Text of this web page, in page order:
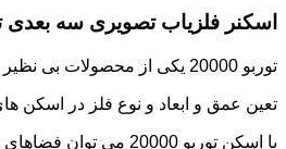
اسکنر فلزیاب تصویری سه بعدی توربو
توربو 20000 یکی از محصولات بی نظیر در عملکرد و آنالیز خاک می باشد. که می تواند انواع لایه خاک از ساروج ها تا لایه های سخت خاک را نفوذ کند و به راحتی به نمایش بگذارد.
تعین عمق و ابعاد و نوع فلز در اسکن
با اسکن توربو 20000 می توان فضاهای خالی و ناهنجاری های خاک را راحت شناسایی نمایید. ارتباط بین این سیستم با